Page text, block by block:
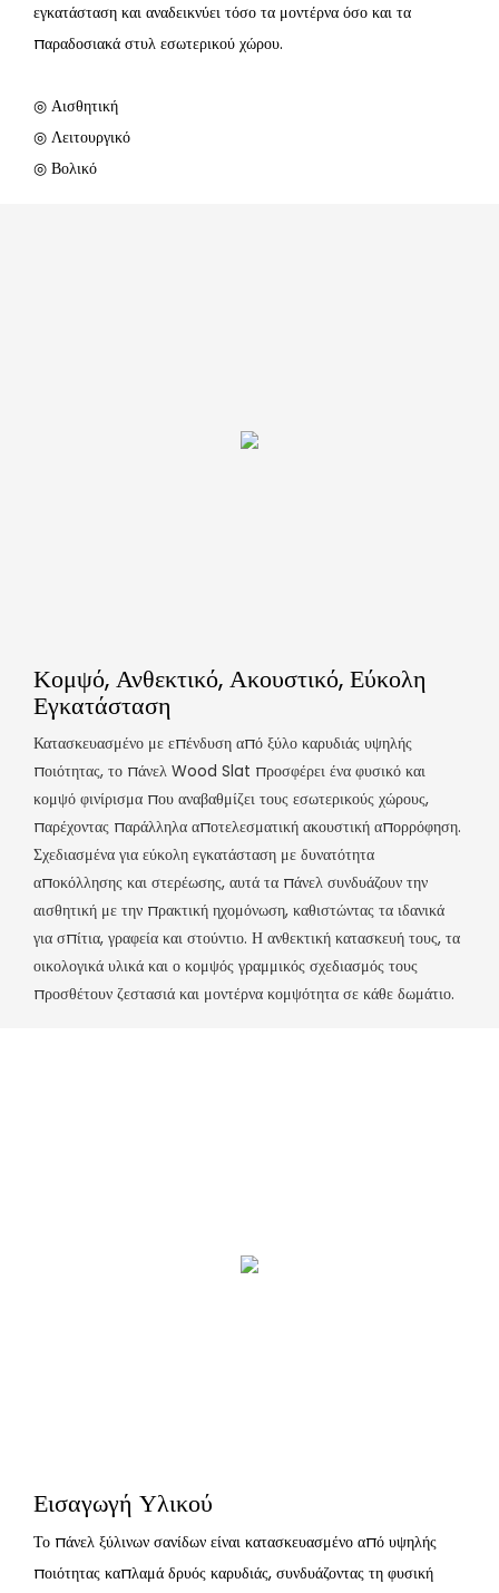
εγκατάσταση και αναδεικνύει τόσο τα μοντέρνα όσο και τα
παραδοσιακά στυλ εσωτερικού χώρου.
◎ Αισθητική
◎ Λειτουργικό
◎ Βολικό
Κομψό, Ανθεκτικό, Ακουστικό, Εύκολη
Εγκατάσταση
Κατασκευασμένο με επένδυση από ξύλο καρυδιάς υψηλής
ποιότητας, το πάνελ Wood Slat προσφέρει ένα φυσικό και
κομψό φινίρισμα που αναβαθμίζει τους εσωτερικούς χώρους,
παρέχοντας παράλληλα αποτελεσματική ακουστική απορρόφηση.
Σχεδιασμένα για εύκολη εγκατάσταση με δυνατότητα
αποκόλλησης και στερέωσης, αυτά τα πάνελ συνδυάζουν την
αισθητική με την πρακτική ηχομόνωση, καθιστώντας τα ιδανικά
για σπίτια, γραφεία και στούντιο. Η ανθεκτική κατασκευή τους, τα
οικολογικά υλικά και ο κομψός γραμμικός σχεδιασμός τους
προσθέτουν ζεστασιά και μοντέρνα κομψότητα σε κάθε δωμάτιο.
Εισαγωγή Υλικού
Το πάνελ ξύλινων σανίδων είναι κατασκευασμένο από υψηλής
ποιότητας καπλαμά δρυός καρυδιάς, συνδυάζοντας τη φυσική